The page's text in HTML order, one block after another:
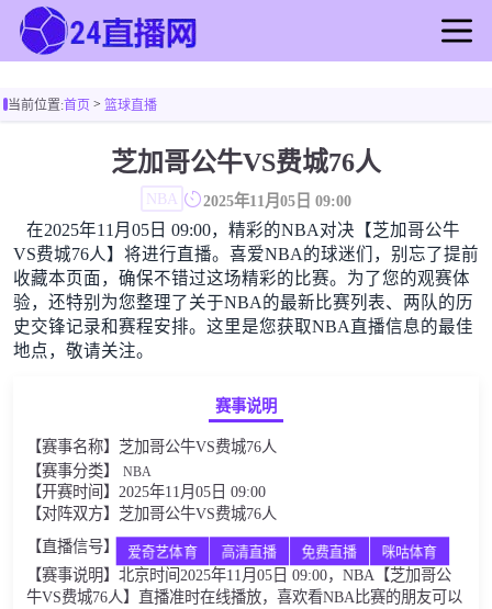
足球直播
足球新闻
篮球新闻
当前位置:首页> 篮球直播
芝加哥公牛VS费城76人
NBA 2025年11月05日 09:00
在2025年11月05日 09:00，精彩的NBA对决【芝加哥公牛
VS费城76人】将进行直播。喜爱NBA的球迷们，别忘了提前
收藏本页面，确保不错过这场精彩的比赛。为了您的观赛体
验，还特别为您整理了关于NBA的最新比赛列表、两队的历
史交锋记录和赛程安排。这里是您获取NBA直播信息的最佳
地点，敬请关注。
赛事说明
【赛事名称】芝加哥公牛VS费城76人
【赛事分类】 NBA
【开赛时间】2025年11月05日 09:00
【对阵双方】芝加哥公牛VS费城76人
【直播信号】
爱奇艺体育 高清直播 免费直播 咪咕体育
【赛事说明】北京时间2025年11月05日 09:00，NBA【芝加哥公
牛VS费城76人】直播准时在线播放，喜欢看NBA比赛的朋友可以